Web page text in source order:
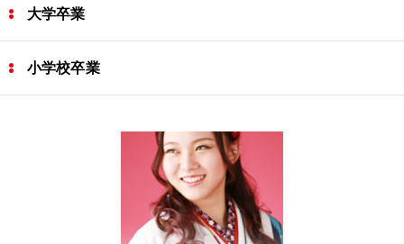
大学卒業
小学校卒業